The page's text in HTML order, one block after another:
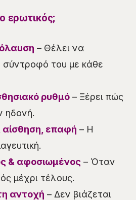
ερωτικός;
– Θέλει να
σύντροφό του με κάθε
ρυθμό– Ξέρει πώς
ηδονή.
αίσθηση, επαφή – Η
& αφοσιωμένος – Όταν
μέχρι τέλους.
αντοχή – Δεν βιάζεται